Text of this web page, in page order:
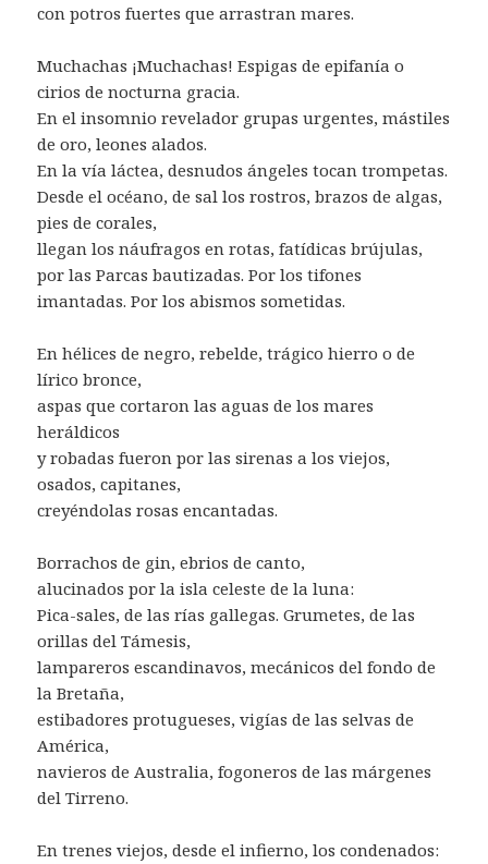
con potros fuertes que arrastran mares.
Muchachas ¡Muchachas! Espigas de epifanía o
cirios de nocturna gracia.
En el insomnio revelador grupas urgentes, mástiles
de oro, leones alados.
En la vía láctea, desnudos ángeles tocan trompetas.
Desde el océano, de sal los rostros, brazos de algas,
pies de corales,
llegan los náufragos en rotas, fatídicas brújulas,
por las Parcas bautizadas. Por los tifones
imantadas. Por los abismos sometidas.
En hélices de negro, rebelde, trágico hierro o de
lírico bronce,
aspas que cortaron las aguas de los mares
heráldicos
y robadas fueron por las sirenas a los viejos,
osados, capitanes,
creyéndolas rosas encantadas.
Borrachos de gin, ebrios de canto,
alucinados por la isla celeste de la luna:
Pica-sales, de las rías gallegas. Grumetes, de las
orillas del Támesis,
lampareros escandinavos, mecánicos del fondo de
la Bretaña,
estibadores protugueses, vigías de las selvas de
América,
navieros de Australia, fogoneros de las márgenes
del Tirreno.
En trenes viejos, desde el infierno, los condenados: